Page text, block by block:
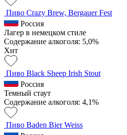
Пиво Crazy Brew, Bergauer Fest
Россия
Лагер в немецком стиле
Содержание алкоголя: 5,0%
Хит
Пиво Black Sheep Irish Stout
Россия
Темный стаут
Содержание алкоголя: 4,1%
Пиво Baden Bier Weiss